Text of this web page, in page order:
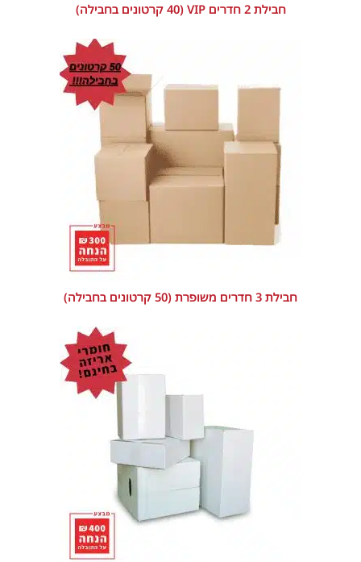
חבילת 2 חדרים VIP (40 קרטונים בחבילה)
חבילת 3 חדרים משופרת (50 קרטונים בחבילה)